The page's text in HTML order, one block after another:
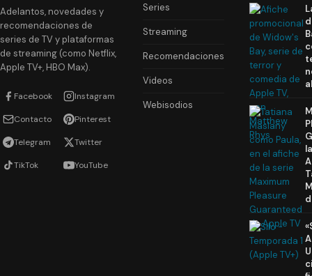
Adelantos, novedades y
recomendaciones de
series de TV y plataformas
de streaming (como Netflix,
Apple TV+, HBO Max).
Facebook Instagram
Contacto Pinterest
Telegram Twitter
TikTok YouTube
Series
Streaming
Recomendaciones
Videos
Webisodios